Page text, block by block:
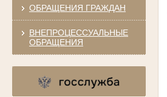
ОБРАЩЕНИЯ ГРАЖДАН
ВНЕПРОЦЕССУАЛЬНЫЕ
ОБРАЩЕНИЯ